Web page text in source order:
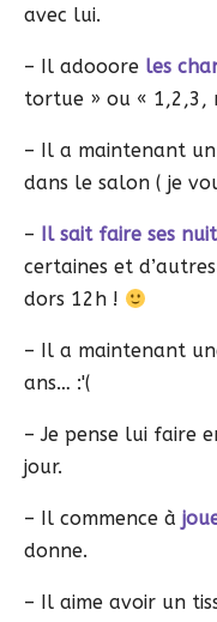
avec lui.
– Il adooore les
tortue » ou « 1,2,3,
– Il a maintenant
dans le salon ( je
– Il sait faire ses
certaines et
dors 12h !
– Il a maintenant
ans… :'(
– Je pense lui faire
jour.
– Il commence à
donne.
– Il aime avoir un